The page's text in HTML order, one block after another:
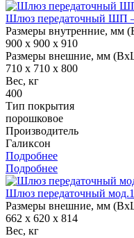
Шлюз передаточный ШП
Размеры внутренние, мм
900 x 900 x 910
Размеры внешние, мм
710 x 710 x 800
Вес, кг
400
Тип покрытия
порошковое
Производитель
Галиксон
Подробнее
Подробнее
Шлюз передаточный мод.1
Размеры внешние, мм
662 x 620 x 814
Вес, кг